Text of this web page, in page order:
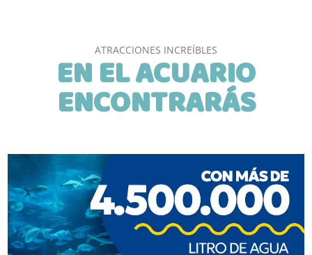
ATRACCIONES INCREÍBLES
EN EL ACUARIO
ENCONTRARÁS